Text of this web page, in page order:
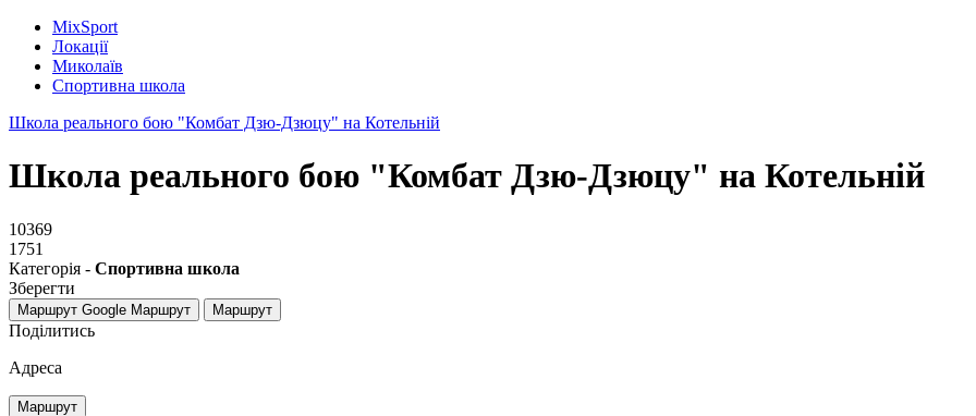
MixSport
Локації
Миколаїв
Спортивна школа
Школа реального бою "Комбат Дзю-Дзюцу" на Котельній
Школа реального бою "Комбат Дзю-Дзюцу" на Котельній
10369
1751
Категорія - Спортивна школа
Зберегти
Маршрут Google Маршрут Маршрут
Поділитись
Адреса
Маршрут